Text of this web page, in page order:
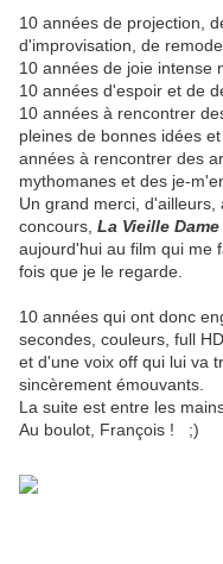
10 années de projection,
d'improvisation, de
10 années de joie intense
10 années d'espoir et de
10 années à rencontrer
pleines de bonnes idées
années à rencontrer des
mythomanes et des je-
Un grand merci,
concours, La Vieille Dame
aujourd'hui au film qui me
fois que je le regarde.
10 années qui ont donc
secondes, couleurs, full
et d'une voix off qui lui va
sincèrement émouvants.
La suite est entre les
Au boulot, François ! ;)